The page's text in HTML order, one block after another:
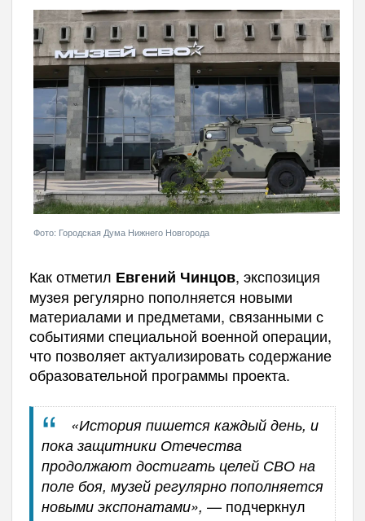
Фото: Городская Дума Нижнего Новгорода
Как отметил Евгений Чинцов, экспозиция
музея регулярно пополняется новыми
материалами и предметами, связанными с
событиями специальной военной операции,
что позволяет актуализировать содержание
образовательной программы проекта.
«История пишется каждый день, и
пока защитники Отечества
продолжают достигать целей СВО на
поле боя, музей регулярно пополняется
новыми экспонатами», — подчеркнул